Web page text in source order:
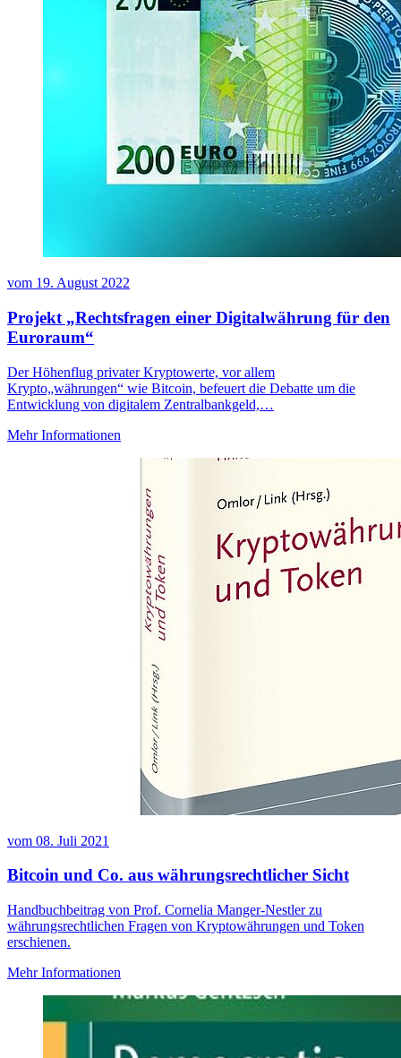
vom 19. August 2022
Projekt „Rechtsfragen einer Digitalwährung für den
Euroraum“
Der Höhenflug privater Kryptowerte, vor allem
Krypto„währungen“ wie Bitcoin, befeuert die Debatte um die
Entwicklung von digitalem Zentralbankgeld,…
Mehr Informationen
vom 08. Juli 2021
Bitcoin und Co. aus währungsrechtlicher Sicht
Handbuchbeitrag von Prof. Cornelia Manger-Nestler zu
währungsrechtlichen Fragen von Kryptowährungen und Token
erschienen.
Mehr Informationen